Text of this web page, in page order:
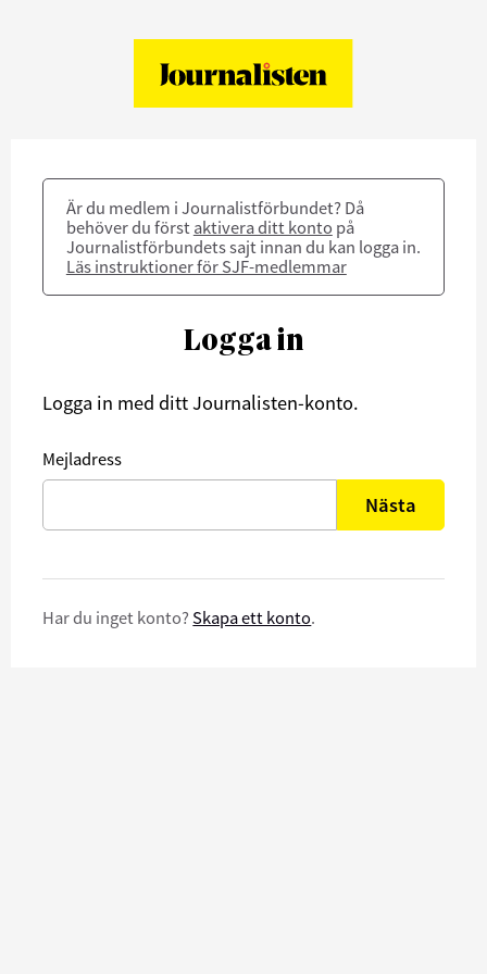
Är du medlem i Journalistförbundet? Då
behöver du först aktivera ditt konto på
Journalistförbundets sajt innan du kan logga in.
Läs instruktioner för SJF-medlemmar
Logga in
Logga in med ditt Journalisten-konto.
Mejladress
Nästa
Har du inget konto? Skapa ett konto.